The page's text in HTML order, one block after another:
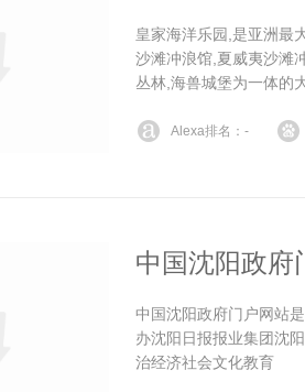
皇家海洋乐园,是亚洲最
沙滩冲浪馆,夏威夷沙滩
丛林,海兽城堡为一体的
Alexa排名：-
中国沈阳政府
中国沈阳政府门户网站
办沈阳日报报业集团沈
治经济社会文化教育